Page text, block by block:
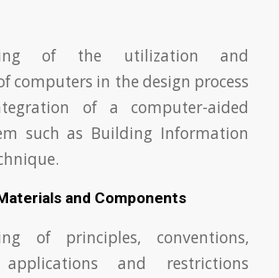
of the utilization and
computers in the design process
of a computer-aided
such as Building Information
and Components
of principles, conventions,
applications and restrictions